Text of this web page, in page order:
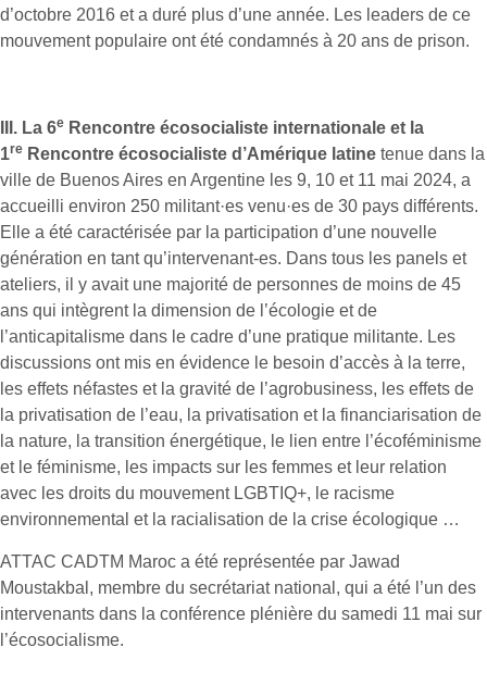
d’octobre 2016 et a duré plus d’une année. Les leaders de ce
mouvement populaire ont été condamnés à 20 ans de prison.
III. La 6e Rencontre écosocialiste internationale et la
1re Rencontre écosocialiste d’Amérique latine tenue dans la
ville de Buenos Aires en Argentine les 9, 10 et 11 mai 2024, a
accueilli environ 250 militant·es venu·es de 30 pays différents.
Elle a été caractérisée par la participation d’une nouvelle
génération en tant qu’intervenant-es. Dans tous les panels et
ateliers, il y avait une majorité de personnes de moins de 45
ans qui intègrent la dimension de l’écologie et de
l’anticapitalisme dans le cadre d’une pratique militante. Les
discussions ont mis en évidence le besoin d’accès à la terre,
les effets néfastes et la gravité de l’agrobusiness, les effets de
la privatisation de l’eau, la privatisation et la financiarisation de
la nature, la transition énergétique, le lien entre l’écoféminisme
et le féminisme, les impacts sur les femmes et leur relation
avec les droits du mouvement LGBTIQ+, le racisme
environnemental et la racialisation de la crise écologique …
ATTAC CADTM Maroc a été représentée par Jawad
Moustakbal, membre du secrétariat national, qui a été l’un des
intervenants dans la conférence plénière du samedi 11 mai sur
l’écosocialisme.